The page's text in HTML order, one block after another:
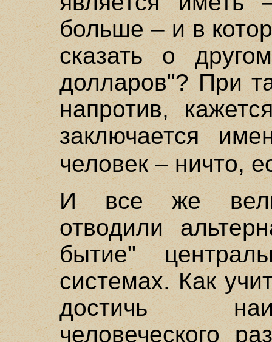
больше – и в
сказать о
долларов"? При
напротив,
заключается
человек – ничто,
И все же
отводили
бытие"
системах. Как
достичь
человеческого